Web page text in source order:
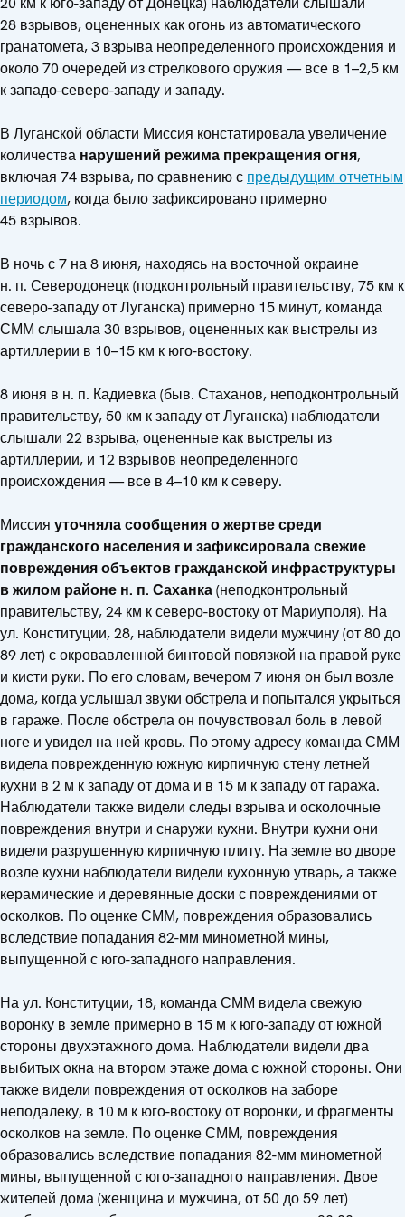
28 взрывов, оцененных как огонь из автоматического
гранатомета, 3 взрыва неопределенного происхождения и
около 70 очередей из стрелкового оружия — все в 1–2,5 км
к западо-северо-западу и западу.
В Луганской области Миссия констатировала увеличение
количества нарушений режима прекращения огня,
включая 74 взрыва, по сравнению с предыдущим отчетным
периодом, когда было зафиксировано примерно
45 взрывов.
В ночь с 7 на 8 июня, находясь на восточной окраине
н. п. Северодонецк (подконтрольный правительству, 75 км к
северо-западу от Луганска) примерно 15 минут, команда
СММ слышала 30 взрывов, оцененных как выстрелы из
артиллерии в 10–15 км к юго-востоку.
8 июня в н. п. Кадиевка (быв. Стаханов, неподконтрольный
правительству, 50 км к западу от Луганска) наблюдатели
слышали 22 взрыва, оцененные как выстрелы из
артиллерии, и 12 взрывов неопределенного
происхождения — все в 4–10 км к северу.
Миссия уточняла сообщения о жертве среди
гражданского населения и зафиксировала свежие
повреждения объектов гражданской инфраструктуры
в жилом районе н. п. Саханка(неподконтрольный
правительству, 24 км к северо-востоку от Мариуполя). На
ул. Конституции, 28, наблюдатели видели мужчину (от 80 до
89 лет) с окровавленной бинтовой повязкой на правой руке
и кисти руки. По его словам, вечером 7 июня он был возле
дома, когда услышал звуки обстрела и попытался укрыться
в гараже. После обстрела он почувствовал боль в левой
ноге и увидел на ней кровь. По этому адресу команда СММ
видела поврежденную южную кирпичную стену летней
кухни в 2 м к западу от дома и в 15 м к западу от гаража.
Наблюдатели также видели следы взрыва и осколочные
повреждения внутри и снаружи кухни. Внутри кухни они
видели разрушенную кирпичную плиту. На земле во дворе
возле кухни наблюдатели видели кухонную утварь, а также
керамические и деревянные доски с повреждениями от
осколков. По оценке СММ, повреждения образовались
вследствие попадания 82-мм минометной мины,
выпущенной с юго-западного направления.
На ул. Конституции, 18, команда СММ видела свежую
воронку в земле примерно в 15 м к юго-западу от южной
стороны двухэтажного дома. Наблюдатели видели два
выбитых окна на втором этаже дома с южной стороны. Они
также видели повреждения от осколков на заборе
неподалеку, в 10 м к юго-востоку от воронки, и фрагменты
осколков на земле. По оценке СММ, повреждения
образовались вследствие попадания 82-мм минометной
мины, выпущенной с юго-западного направления. Двое
жителей дома (женщина и мужчина, от 50 до 59 лет)